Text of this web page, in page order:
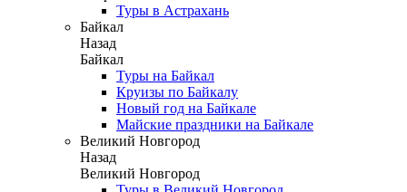
Туры в Астрахань
Байкал
Назад
Байкал
Туры на Байкал
Круизы по Байкалу
Новый год на Байкале
Майские праздники на Байкале
Великий Новгород
Назад
Великий Новгород